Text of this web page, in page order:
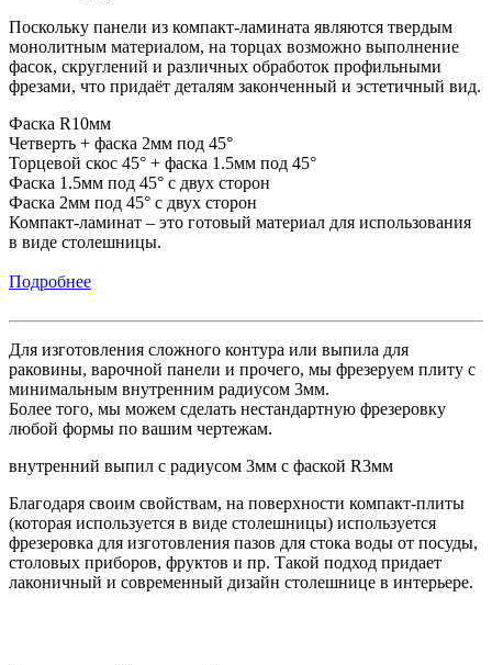
Поскольку панели из компакт-ламината являются твердым
монолитным материалом, на торцах возможно выполнение
фасок, скруглений и различных обработок профильными
фрезами, что придаёт деталям законченный и эстетичный вид.
Фаска R10мм
Четверть + фаска 2мм под 45°
Торцевой скос 45° + фаска 1.5мм под 45°
Фаска 1.5мм под 45° с двух сторон
Фаска 2мм под 45° с двух сторон
Компакт-ламинат – это готовый материал для использования
в виде столешницы.
Подробнее
Для изготовления сложного контура или выпила для
раковины, варочной панели и прочего, мы фрезеруем плиту с
минимальным внутренним радиусом 3мм.
Более того, мы можем сделать нестандартную фрезеровку
любой формы по вашим чертежам.
внутренний выпил с радиусом 3мм с фаской R3мм
Благодаря своим свойствам, на поверхности компакт-плиты
(которая используется в виде столешницы) используется
фрезеровка для изготовления пазов для стока воды от посуды,
столовых приборов, фруктов и пр. Такой подход придает
лаконичный и современный дизайн столешнице в интерьере.